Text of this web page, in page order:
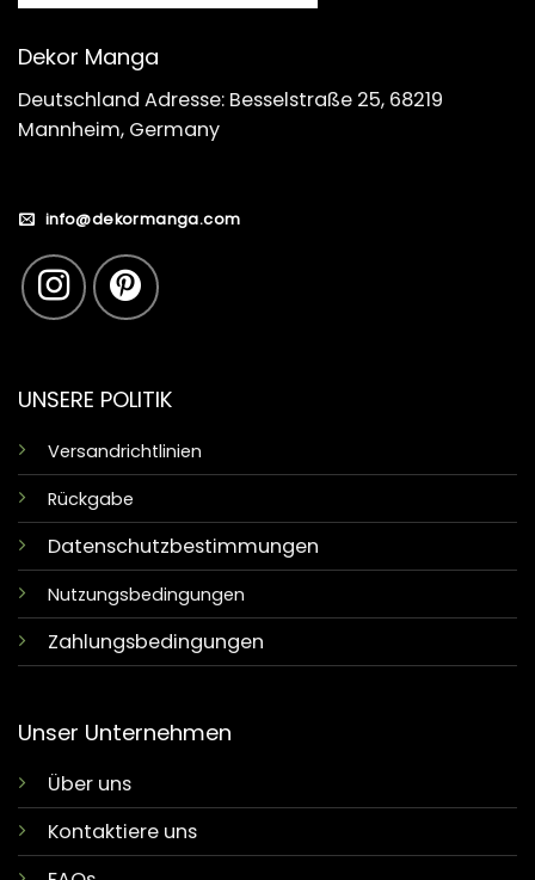
Dekor Manga
Deutschland Adresse: Besselstraße 25, 68219
Mannheim, Germany
info@dekormanga.com
UNSERE POLITIK
Versandrichtlinien
Rückgabe
Datenschutzbestimmungen
Nutzungsbedingungen
Zahlungsbedingungen
Unser Unternehmen
Über uns
Kontaktiere uns